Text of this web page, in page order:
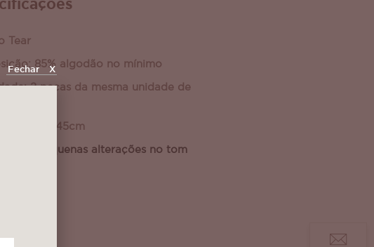
Tear
85% algodão no mínimo
2 peças da mesma unidade de
75cm X 45cm
sofrer pequenas alterações no tom
Fechar X